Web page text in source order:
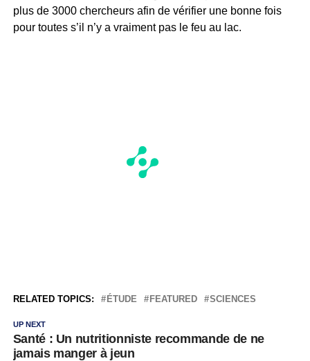
plus de 3000 chercheurs afin de vérifier une bonne fois
pour toutes s’il n’y a vraiment pas le feu au lac.
RELATED TOPICS: ÉTUDE FEATURED SCIENCES
UP NEXT
Santé : Un nutritionniste recommande de ne
jamais manger à jeun